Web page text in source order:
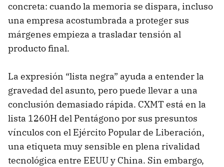
concreta: cuando la memoria se dispara, incluso
una empresa acostumbrada a proteger sus
márgenes empieza a trasladar tensión al
producto final.
La expresión “lista negra” ayuda a entender la
gravedad del asunto, pero puede llevar a una
conclusión demasiado rápida. CXMT está en la
lista 1260H del Pentágono por sus presuntos
vínculos con el Ejército Popular de Liberación,
una etiqueta muy sensible en plena rivalidad
tecnológica entre EEUU y China. Sin embargo,